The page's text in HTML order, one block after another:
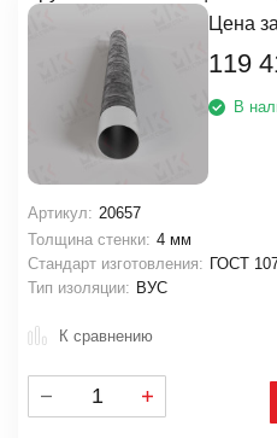
Цена за
119
В
Артикул: 20657
Толщина стенки: 4 мм
Стандарт изготовления: ГОСТ
Тип изоляции: ВУС
К сравнению